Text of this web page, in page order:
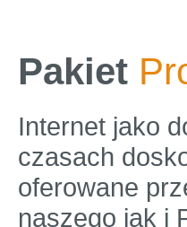
Pakiet
Internet jako
czasach
oferowane
naszego jak i